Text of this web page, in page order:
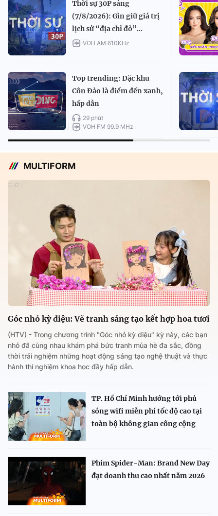
Thời sự 30P sáng
(7/8/2026): Gìn giữ giá trị
lịch sử “địa chỉ đỏ”...
VOH AM 610KHz
Top trending: Đặc khu
Côn Đảo là điểm đến xanh,
hấp dẫn
29 phút
VOH FM 99.9 MHz
MULTIFORM
Góc nhỏ kỳ diệu: Vẽ tranh sáng tạo kết hợp hoa tươi
(HTV) - Trong chương trình "Góc nhỏ kỳ diệu" kỳ này, các bạn
nhỏ đã cùng nhau khám phá bức tranh mùa hè đa sắc, đồng
thời trải nghiệm những hoạt động sáng tạo nghệ thuật và thực
hành thí nghiệm khoa học đầy hấp dẫn.
TP. Hồ Chí Minh hướng tới phủ
sóng wifi miễn phí tốc độ cao tại
toàn bộ không gian công cộng
Phim Spider-Man: Brand New Day
đạt doanh thu cao nhất năm 2026